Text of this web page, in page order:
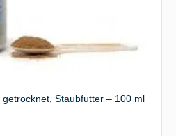
Staubfutter – 100 ml